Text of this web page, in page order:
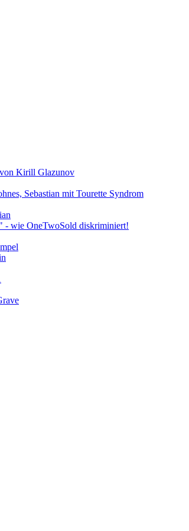
von Kirill Glazunov
Sebastian mit Tourette Syndrom
- wie OneTwoSold diskriminiert!